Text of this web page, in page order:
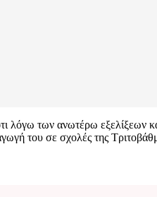
λόγω των ανωτέρω
του σε σχολές της